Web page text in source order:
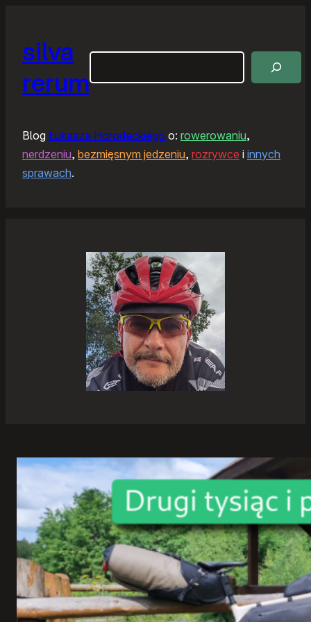
silva
rerum
Blog Łukasza Horodeckiego o: rowerowaniu,
nerdzeniu, bezmięsnym jedzeniu, rozrywce i innych
sprawach.